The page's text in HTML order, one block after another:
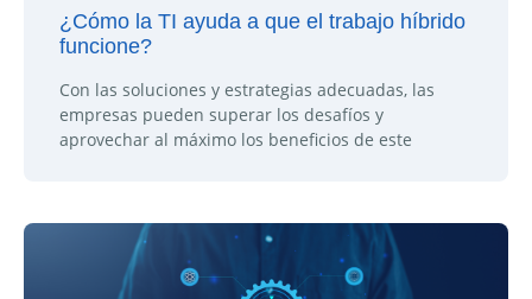
¿Cómo la TI ayuda a que el trabajo híbrido
funcione?
Con las soluciones y estrategias adecuadas, las
empresas pueden superar los desafíos y
aprovechar al máximo los beneficios de este